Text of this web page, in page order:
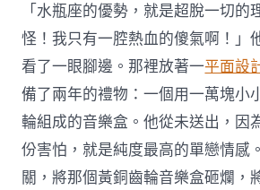
「水瓶座的優勢，就是超脫一切的
怪！我只有一腔熱血的傻氣啊！」
看了一眼腳邊。那裡放著一平面設
備了兩年的禮物：一個用一萬塊小
輪組成的音樂盒。他從未送出，因
份害怕，就是純度最高的單戀情感
關，將那個黃銅齒輪音樂盒砸爛，